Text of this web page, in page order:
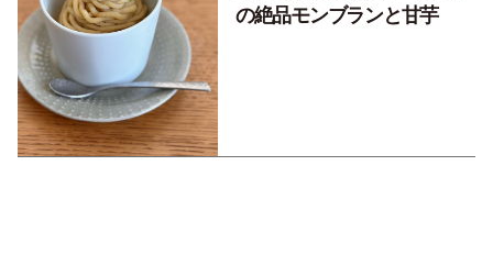
の絶品モンブランと甘芋